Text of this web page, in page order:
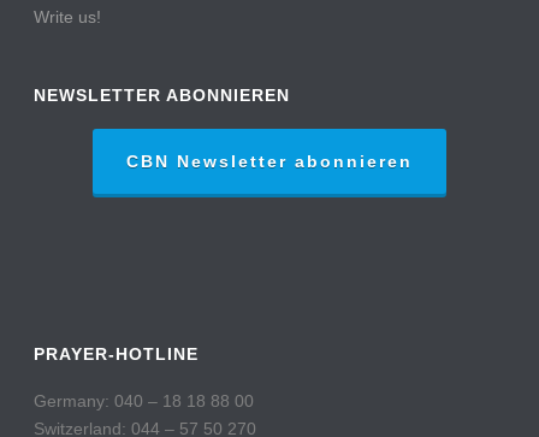
Write us!
NEWSLETTER ABONNIEREN
CBN Newsletter abonnieren
PRAYER-HOTLINE
Germany: 040 – 18 18 88 00
Switzerland: 044 – 57 50 270